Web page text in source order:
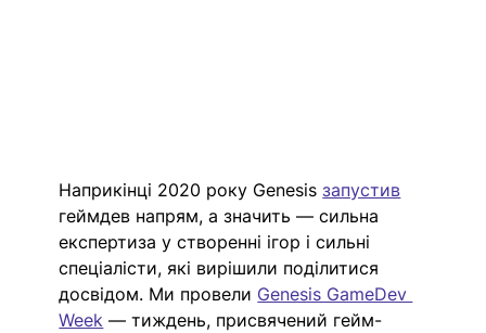
Наприкінці 2020 року Genesis запустив
геймдев напрям, а значить — сильна
експертиза у створенні ігор і сильні
спеціалісти, які вирішили поділитися
досвідом. Ми провели Genesis GameDev
Week — тиждень, присвячений гейм-